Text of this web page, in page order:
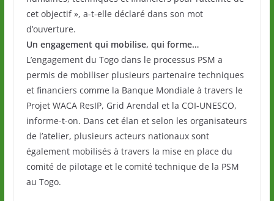
cet objectif », a-t-elle déclaré dans son mot
d’ouverture.
Un engagement qui mobilise, qui forme…
L’engagement du Togo dans le processus PSM a
permis de mobiliser plusieurs partenaire techniques
et financiers comme la Banque Mondiale à travers le
Projet WACA ResIP, Grid Arendal et la COI-UNESCO,
informe-t-on. Dans cet élan et selon les organisateurs
de l’atelier, plusieurs acteurs nationaux sont
également mobilisés à travers la mise en place du
comité de pilotage et le comité technique de la PSM
au Togo.